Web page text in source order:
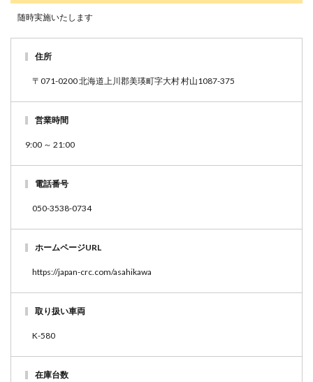
随時実施いたします
住所
〒071-0200 北海道上川郡美瑛町字大村 村山1087-375
営業時間
9:00 ～ 21:00
電話番号
050-3538-0734
ホームページURL
https://japan-crc.com/asahikawa
取り扱い車両
K-580
在庫台数